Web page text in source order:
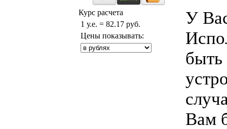
Курс расчета
1 у.е. = 82.17 руб.
Цены показывать:
У
быть
Вам